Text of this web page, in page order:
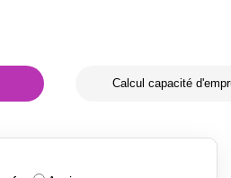
Calcul capacité